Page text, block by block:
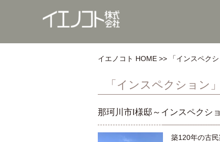
イエノコト HOME 「インスペク
「インスペクション
那珂川市I様邸～インスペクシ
築120年の古